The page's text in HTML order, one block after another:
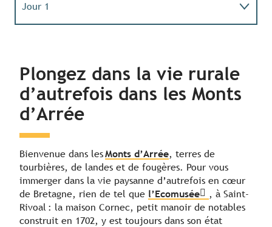
Jour 1
Jour 3
Plongez dans la vie rurale
d’autrefois dans les Monts
d’Arrée
Bienvenue dans lesMonts d’Arrée, terres de
tourbières, de landes et de fougères. Pour vous
immerger dans la vie paysanne d’autrefois en cœur
de Bretagne, rien de tel que l’Ecomusée
, à Saint-
Rivoal : la maison Cornec, petit manoir de notables
construit en 1702, y est toujours dans son état